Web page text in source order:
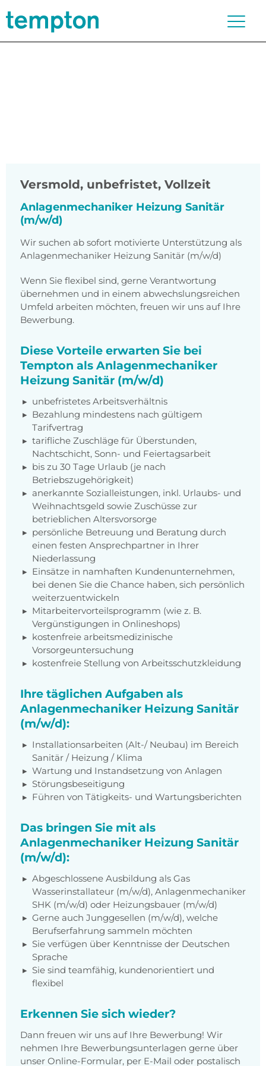
Versmold, unbefristet, Vollzeit
Anlagenmechaniker Heizung Sanitär
(m/w/d)
Wir suchen ab sofort motivierte Unterstützung als
Anlagenmechaniker Heizung Sanitär (m/w/d)
Wenn Sie flexibel sind, gerne Verantwortung
übernehmen und in einem abwechslungsreichen
Umfeld arbeiten möchten, freuen wir uns auf Ihre
Bewerbung.
Diese Vorteile erwarten Sie bei
Tempton als Anlagenmechaniker
Heizung Sanitär (m/w/d)
unbefristetes Arbeitsverhältnis
Bezahlung mindestens nach gültigem
Tarifvertrag
tarifliche Zuschläge für Überstunden,
Nachtschicht, Sonn- und Feiertagsarbeit
bis zu 30 Tage Urlaub (je nach
Betriebszugehörigkeit)
anerkannte Sozialleistungen, inkl. Urlaubs- und
Weihnachtsgeld sowie Zuschüsse zur
betrieblichen Altersvorsorge
persönliche Betreuung und Beratung durch
einen festen Ansprechpartner in Ihrer
Niederlassung
Einsätze in namhaften Kundenunternehmen,
bei denen Sie die Chance haben, sich persönlich
weiterzuentwickeln
Mitarbeitervorteilsprogramm (wie z. B.
Vergünstigungen in Onlineshops)
kostenfreie arbeitsmedizinische
Vorsorgeuntersuchung
kostenfreie Stellung von Arbeitsschutzkleidung
Ihre täglichen Aufgaben als
Anlagenmechaniker Heizung Sanitär
(m/w/d):
Installationsarbeiten (Alt-/ Neubau) im Bereich
Sanitär / Heizung / Klima
Wartung und Instandsetzung von Anlagen
Störungsbeseitigung
Führen von Tätigkeits- und Wartungsberichten
Das bringen Sie mit als
Anlagenmechaniker Heizung Sanitär
(m/w/d):
Abgeschlossene Ausbildung als Gas
Wasserinstallateur (m/w/d), Anlagenmechaniker
SHK (m/w/d) oder Heizungsbauer (m/w/d)
Gerne auch Junggesellen (m/w/d), welche
Berufserfahrung sammeln möchten
Sie verfügen über Kenntnisse der Deutschen
Sprache
Sie sind teamfähig, kundenorientiert und
flexibel
Erkennen Sie sich wieder?
Dann freuen wir uns auf Ihre Bewerbung! Wir
nehmen Ihre Bewerbungsunterlagen gerne über
unser Online-Formular, per E-Mail oder postalisch